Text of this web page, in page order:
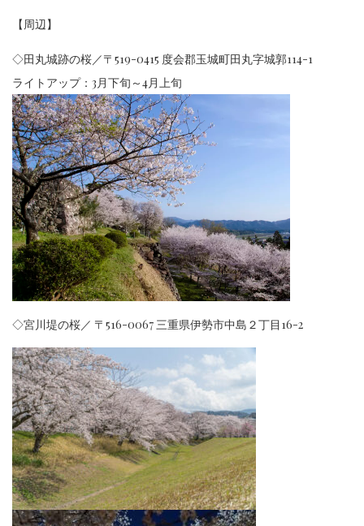
【周辺】
◇田丸城跡の桜／〒519-0415 度会郡玉城町田丸字城郭114-1
ライトアップ：3月下旬～4月上旬
◇宮川堤の桜／ 〒516-0067 三重県伊勢市中島２丁目16-2